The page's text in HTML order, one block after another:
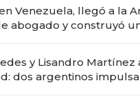
Venezuela, llegó a la
abogado y construyó
y Lisandro Martínez
dos argentinos